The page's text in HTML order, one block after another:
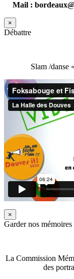
Mail :
×
Débattre
Slam /danse «
×
Garder nos
La Commission
des